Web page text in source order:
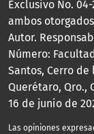
Exclusivo No. 04-
ambos
Autor.
Número:
Santos, Cerro de
Querétaro, Qro.,
16 de junio de
Las opiniones